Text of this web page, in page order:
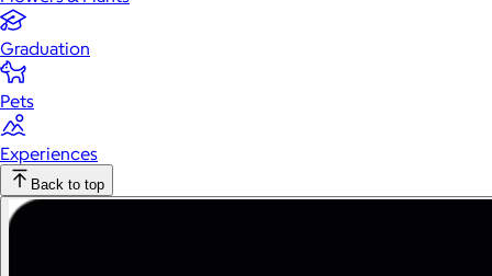
Graduation
Pets
Experiences
Back to top